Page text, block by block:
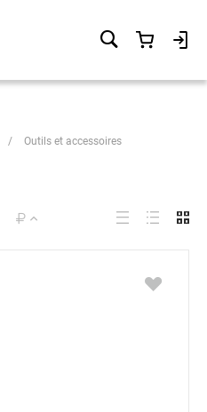
/ Outils et accessoires